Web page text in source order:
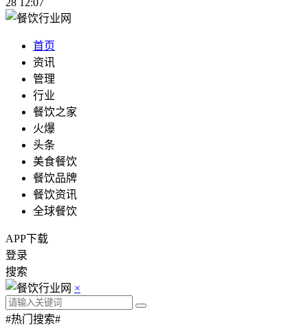
28 12:07
首页
资讯
管理
行业
餐饮之家
火爆
头条
美食餐饮
餐饮品牌
餐饮资讯
全球餐饮
APP下载
登录
搜索
×
#热门搜索#